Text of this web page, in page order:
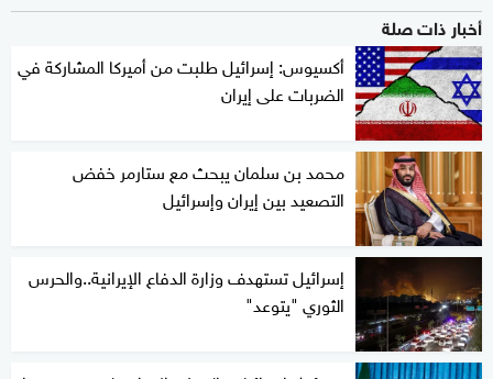
أخبار ذات صلة
أكسيوس: إسرائيل طلبت من أميركا المشاركة في
الضربات على إيران
محمد بن سلمان يبحث مع ستارمر خفض
التصعيد بين إيران وإسرائيل
إسرائيل تستهدف وزارة الدفاع الإيرانية..والحرس
الثوري "يتوعد"